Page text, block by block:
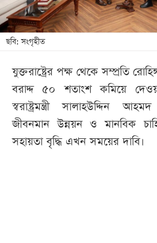
ছবি: সংগৃহীত
যুক্তরাষ্ট্রের পক্ষ থেকে সম্প্রতি
বরাদ্দ ৫০ শতাংশ কমিয়ে
স্বরাষ্ট্রমন্ত্রী সালাহউদ্দিন
জীবনমান উন্নয়ন ও মানবিক
সহায়তা বৃদ্ধি এখন সময়ের দাবি।